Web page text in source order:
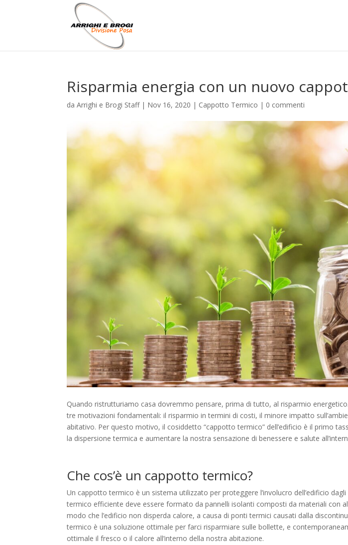
Risparmia energia con un nuovo
daArrighi e Brogi Staff| Nov 16, 2020 | Cappotto Termico | 0 commenti
Quando ristrutturiamo casa dovremmo pensare, prima di tutto, al risparmio
tre motivazioni fondamentali: il risparmio in termini di costi, il minore impatto
abitativo. Per questo motivo, il cosiddetto “cappotto termico” dell’edificio è il primo
la dispersione termica e aumentare la nostra sensazione di benessere e salute
Che cos’è un cappotto termico?
Un cappotto termico è un sistema utilizzato per proteggere l’involucro dell’edificio
termico efficiente deve essere formato da pannelli isolanti composti da materiali con
modo che l’edificio non disperda calore, a causa di ponti termici causati dalla
termico è una soluzione ottimale per farci risparmiare sulle bollette, e
ottimale il fresco o il calore all’interno della nostra abitazione.